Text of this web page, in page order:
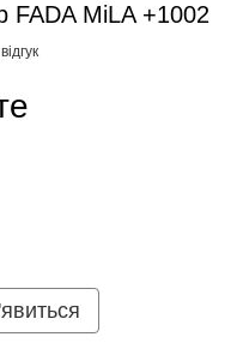
FADA MiLA +1002